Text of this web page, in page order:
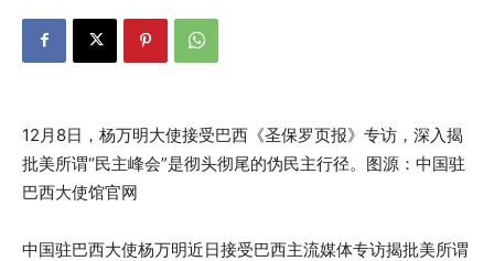
12月8日，杨万明大使接受巴西《圣保罗页报》专访，深入揭
批美所谓“民主峰会”是彻头彻尾的伪民主行径。图源：中国驻
巴西大使馆官网
中国驻巴西大使杨万明近日接受巴西主流媒体专访揭批美所谓